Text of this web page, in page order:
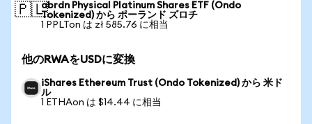
🇵🇱abrdn Physical Platinum Shares ETF (Ondo
Tokenized) から ポーランド ズロチ
1 PPLTon は zł 585.76 に相当
他のRWAをUSDに変換
iShares Ethereum Trust (Ondo Tokenized) から 米ド
ル
1 ETHAon は $14.44 に相当